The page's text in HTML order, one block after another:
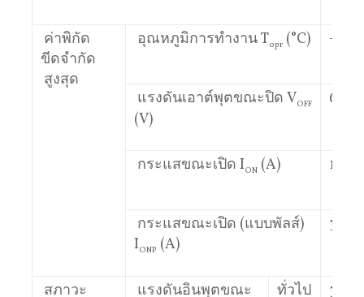
ค่าพิกัด
ขีดจำกัด
สูงสุด
อุณหภูมิการทำงาน Topr (°C) -40
แรงดันเอาต์พุตขณะปิด VOFF
(V)
60
กระแสขณะเปิด ION (A) 1
กระแสขณะเปิด (แบบพัลส์)
IONP (A)
3
สภาวะ
แรงดันอินพุตขณะ
ทั่วไป 3.3